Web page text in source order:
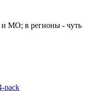
МО; в регионы - чуть